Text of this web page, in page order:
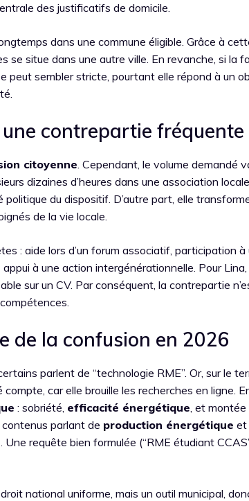
des justificatifs de domicile.
dans une commune éligible. Grâce à
se situe dans une autre ville. En revanche, si la
peut sembler stricte, pourtant elle répond à un
contrepartie fréquente
citoyenne. Cependant, le volume demandé
dizaines d’heures dans une association
du dispositif. D’autre part, elle
de la vie locale.
: aide lors d’un forum associatif, participation à
à une action intergénérationnelle. Pour
sur un CV. Par conséquent, la contrepartie
de la confusion en 2026
parlent de “technologie RME”. Or, sur le
car elle brouille les recherches en ligne.
: sobriété, efficacité énergétique, et montée
parlant de production énergétique et
Une requête bien formulée (“RME étudiant
national uniforme, mais un outil municipal,